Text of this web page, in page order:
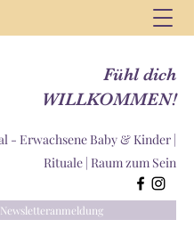
Fühl dich
WILLKOMMEN!
- Erwachsene Baby & Kinder |
Rituale | Raum zum Sein
Newsletteranmeldung